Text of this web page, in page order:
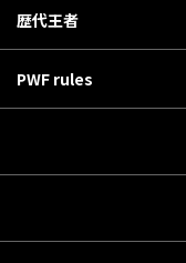
PWF rules
歴代王者